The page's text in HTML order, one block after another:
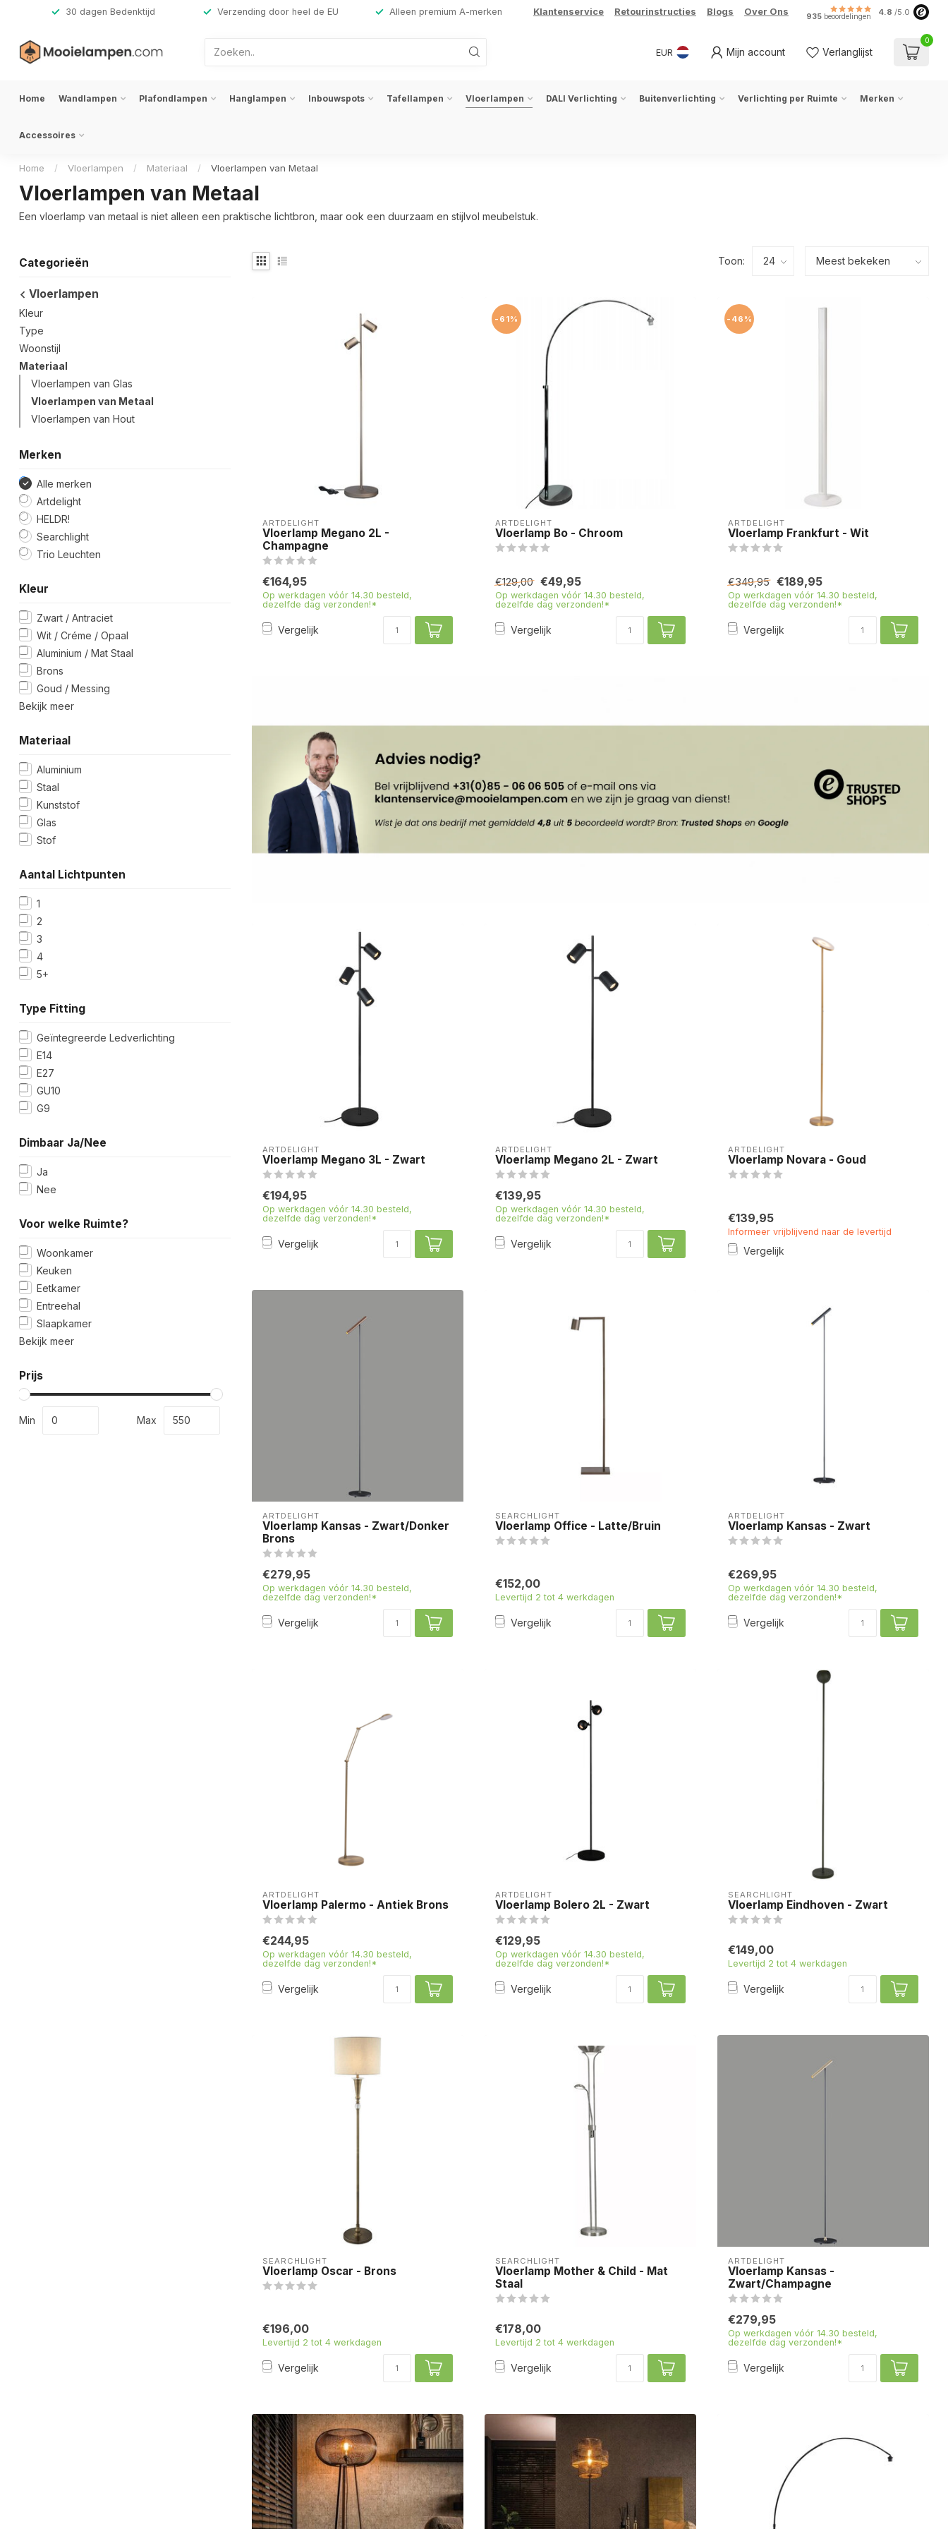
30 dagen Bedenktijd Verzending door heel de EU Alleen premium A-merken Klantenservice Retourinstructies Blogs Over Ons 935 beoordelingen 4.8 /5.0
EUR Mijn account Verlanglijst
0
Home Wandlampen Plafondlampen Hanglampen Inbouwspots Tafellampen Vloerlampen DALI Verlichting Buitenverlichting Verlichting per Ruimte Merken
Accessoires
Home / Vloerlampen / Materiaal / Vloerlampen van Metaal
Vloerlampen van Metaal
Een vloerlamp van metaal is niet alleen een praktische lichtbron, maar ook een duurzaam en stijlvol meubelstuk.
Categorieën
Vloerlampen
Kleur
Type
Woonstijl
Materiaal
Vloerlampen van Glas
Vloerlampen van Metaal
Vloerlampen van Hout
Merken
Alle merken
Artdelight
HELDR!
Searchlight
Trio Leuchten
Kleur
Zwart / Antraciet
Wit / Créme / Opaal
Aluminium / Mat Staal
Brons
Goud / Messing
Bekijk meer
Materiaal
Aluminium
Staal
Kunststof
Glas
Stof
Aantal Lichtpunten
1
2
3
4
5+
Type Fitting
Geïntegreerde Ledverlichting
E14
E27
GU10
G9
Dimbaar Ja/Nee
Ja
Nee
Voor welke Ruimte?
Woonkamer
Keuken
Eetkamer
Entreehal
Slaapkamer
Bekijk meer
Prijs
Min Max
Toon:
ARTDELIGHT
Vloerlamp Megano 2L -
Champagne
€164,95
Op werkdagen vóór 14.30 besteld,
dezelfde dag verzonden!*
Vergelijk
-61%
ARTDELIGHT
Vloerlamp Bo - Chroom
€129,00 €49,95
Op werkdagen vóór 14.30 besteld,
dezelfde dag verzonden!*
Vergelijk
-46%
ARTDELIGHT
Vloerlamp Frankfurt - Wit
€349,95 €189,95
Op werkdagen vóór 14.30 besteld,
dezelfde dag verzonden!*
Vergelijk
ARTDELIGHT
Vloerlamp Megano 3L - Zwart
€194,95
Op werkdagen vóór 14.30 besteld,
dezelfde dag verzonden!*
Vergelijk
ARTDELIGHT
Vloerlamp Megano 2L - Zwart
€139,95
Op werkdagen vóór 14.30 besteld,
dezelfde dag verzonden!*
Vergelijk
ARTDELIGHT
Vloerlamp Novara - Goud
€139,95
Informeer vrijblijvend naar de levertijd
Vergelijk
ARTDELIGHT
Vloerlamp Kansas - Zwart/Donker
Brons
€279,95
Op werkdagen vóór 14.30 besteld,
dezelfde dag verzonden!*
Vergelijk
SEARCHLIGHT
Vloerlamp Office - Latte/Bruin
€152,00
Levertijd 2 tot 4 werkdagen
Vergelijk
ARTDELIGHT
Vloerlamp Kansas - Zwart
€269,95
Op werkdagen vóór 14.30 besteld,
dezelfde dag verzonden!*
Vergelijk
ARTDELIGHT
Vloerlamp Palermo - Antiek Brons
€244,95
Op werkdagen vóór 14.30 besteld,
dezelfde dag verzonden!*
Vergelijk
ARTDELIGHT
Vloerlamp Bolero 2L - Zwart
€129,95
Op werkdagen vóór 14.30 besteld,
dezelfde dag verzonden!*
Vergelijk
SEARCHLIGHT
Vloerlamp Eindhoven - Zwart
€149,00
Levertijd 2 tot 4 werkdagen
Vergelijk
SEARCHLIGHT
Vloerlamp Oscar - Brons
€196,00
Levertijd 2 tot 4 werkdagen
Vergelijk
SEARCHLIGHT
Vloerlamp Mother & Child - Mat
Staal
€178,00
Levertijd 2 tot 4 werkdagen
Vergelijk
ARTDELIGHT
Vloerlamp Kansas -
Zwart/Champagne
€279,95
Op werkdagen vóór 14.30 besteld,
dezelfde dag verzonden!*
Vergelijk